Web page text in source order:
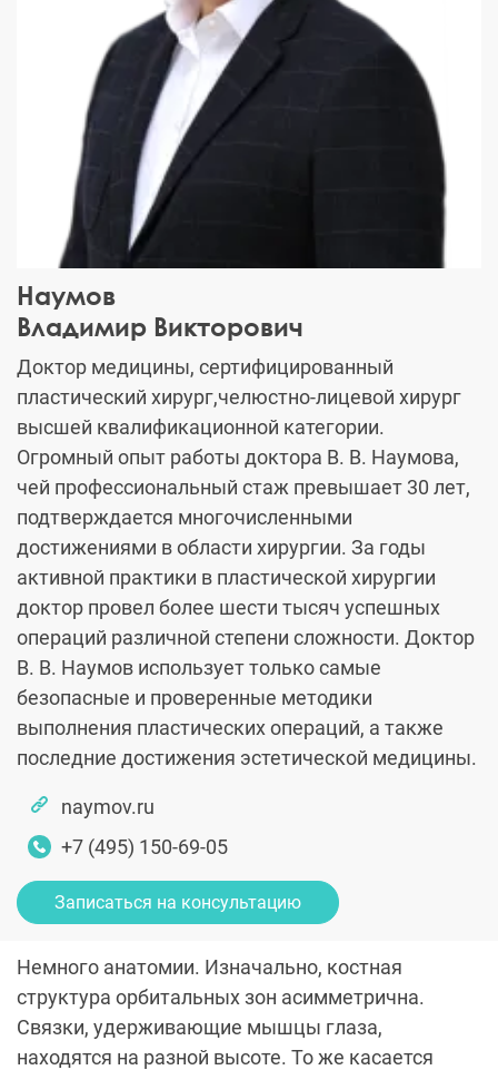
Наумов
Владимир Викторович
Доктор медицины, сертифицированный
пластический хирург,челюстно-лицевой хирург
высшей квалификационной категории.
Огромный опыт работы доктора В. В. Наумова,
чей профессиональный стаж превышает 30 лет,
подтверждается многочисленными
достижениями в области хирургии. За годы
активной практики в пластической хирургии
доктор провел более шести тысяч успешных
операций различной степени сложности. Доктор
В. В. Наумов использует только самые
безопасные и проверенные методики
выполнения пластических операций, а также
последние достижения эстетической медицины.
naymov.ru
+7 (495) 150-69-05
Записаться на консультацию
Немного анатомии. Изначально, костная
структура орбитальных зон асимметрична.
Связки, удерживающие мышцы глаза,
находятся на разной высоте. То же касается